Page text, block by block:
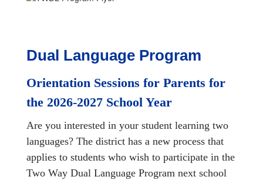
Dual Language Program
Orientation Sessions for Parents for
the 2026-2027 School Year
Are you interested in your student learning two
languages? The district has a new process that
applies to students who wish to participate in the
Two Way Dual Language Program next school